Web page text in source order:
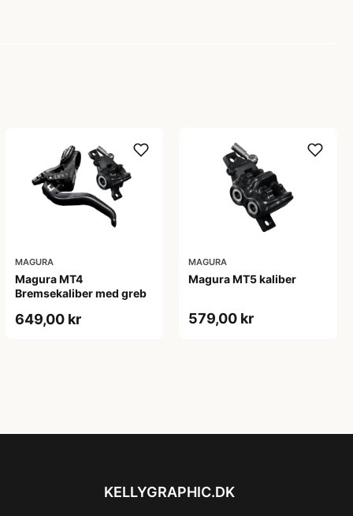
MAGURA
Magura MT4
Bremsekaliber med greb
649,00 kr
MAGURA
Magura MT5 kaliber
579,00 kr
KELLYGRAPHIC.DK